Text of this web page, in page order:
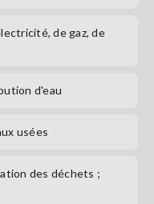
de gaz, de
d'eau
usées
des déchets ;